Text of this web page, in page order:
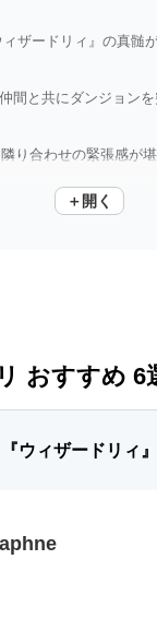
ザードリィ』の真髄
間と共にダンジョンを
り合わせの緊張感が
ジョンを歩くのはあな
＋開く
おすすめ 6
ウィザードリィ